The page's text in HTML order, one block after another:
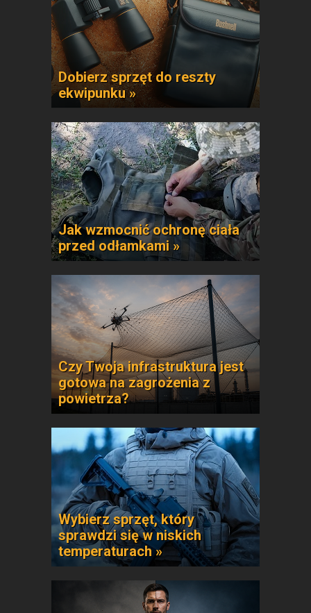
Dobierz sprzęt do reszty
ekwipunku »
Jak wzmocnić ochronę ciała
przed odłamkami »
Czy Twoja infrastruktura jest
gotowa na zagrożenia z
powietrza?
Wybierz sprzęt, który
sprawdzi się w niskich
temperaturach »